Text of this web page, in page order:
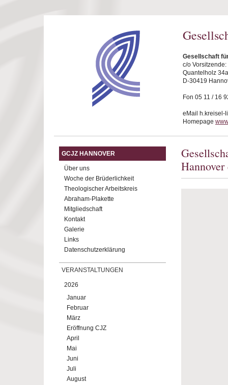
Gesellschaft
c/o
Quantelholz 34a
D-30419
Fon 05 11 / 16
eMail h.kreisel-
Homepage
GCJZ HANNOVER
Über uns
Woche der Brüderlichkeit
Theologischer Arbeitskreis
Abraham-Plakette
Mitgliedschaft
Kontakt
Galerie
Links
Datenschutzerklärung
VERANSTALTUNGEN
2026
Januar
Februar
März
Eröffnung CJZ
April
Mai
Juni
Juli
August
Hannover